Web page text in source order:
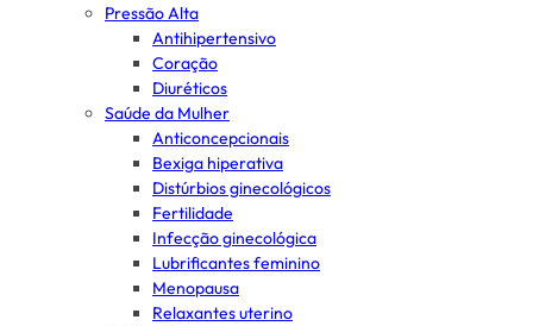
Pressão Alta
Antihipertensivo
Coração
Diuréticos
Saúde da Mulher
Anticoncepcionais
Bexiga hiperativa
Distúrbios ginecológicos
Fertilidade
Infecção ginecológica
Lubrificantes feminino
Menopausa
Relaxantes uterino